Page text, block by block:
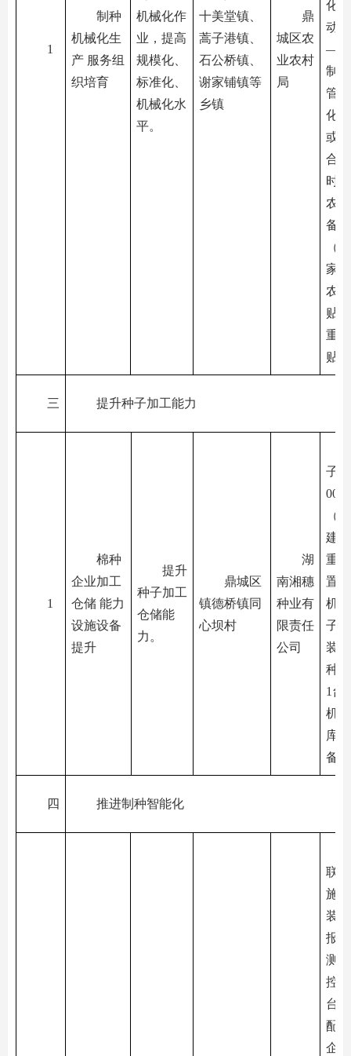
1
制种
机械化生
产 服务组
织培育
机械化作
业，提高
规模化、
标准化、
机械化水
平。
十美堂镇、
蒿子港镇、
石公桥镇、
谢家铺镇等
乡镇
鼎
城区农
业农村
局
化
动
—5
制
管
化
或
合
时
农
备
（
家
农
贴
重
贴
三 提升种子加工能力
1
棉种
企业加工
仓储 能力
设施设备
提升
提升
种子加工
仓储能
力。
鼎城区
镇德桥镇同
心坝村
湖
南湘穗
种业有
限责任
公司
子
00
（
建
重
置
机1
子
装
种
1台
机1
库
备2
四 推进制种智能化
联
施
装
报
测
控
台
配
企